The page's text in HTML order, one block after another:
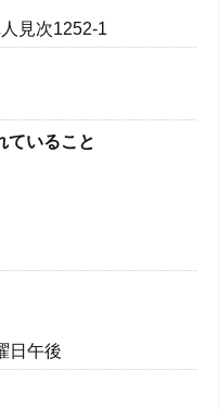
見次1252-1
ていること
日午後